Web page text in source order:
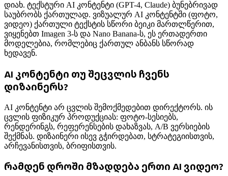
დიახ. ტექსტური AI კონტენტი (GPT-4, Claude) ბუნებრივად
საუბრობს ქართულად. ვიზუალურ AI კონტენტში (ფოტო,
ვიდეო) ქართული ტექსტის სწორი ბეიკი მართლწერით,
ვიყენებთ Imagen 3-ს და Nano Banana-ს, ეს ერთადერთი
მოდელებია, რომლებიც ქართულ ანბანს სწორად
ხედავენ.
AI კონტენტი თუ შეცვლის ჩვენს
დიზაინერს?
AI კონტენტი არ ცვლის შემოქმედებით დირექტორს. ის
ცვლის ფიზიკურ პროდუქციას: ფოტო-სესიებს,
რენდერინგს, რეფერენსების დახაზვას, A/B ვერსიების
შექმნას. დიზაინერი ისევ გჭირდებათ, სტრატეგიისთვის,
არჩევანისთვის, ბრიფისთვის.
რამდენ დროში მზადდება ერთი AI ვიდეო?